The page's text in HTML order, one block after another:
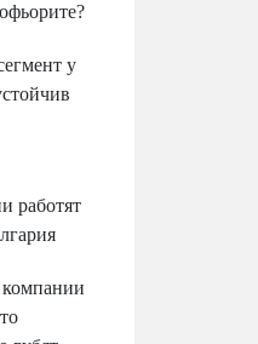
у
работят